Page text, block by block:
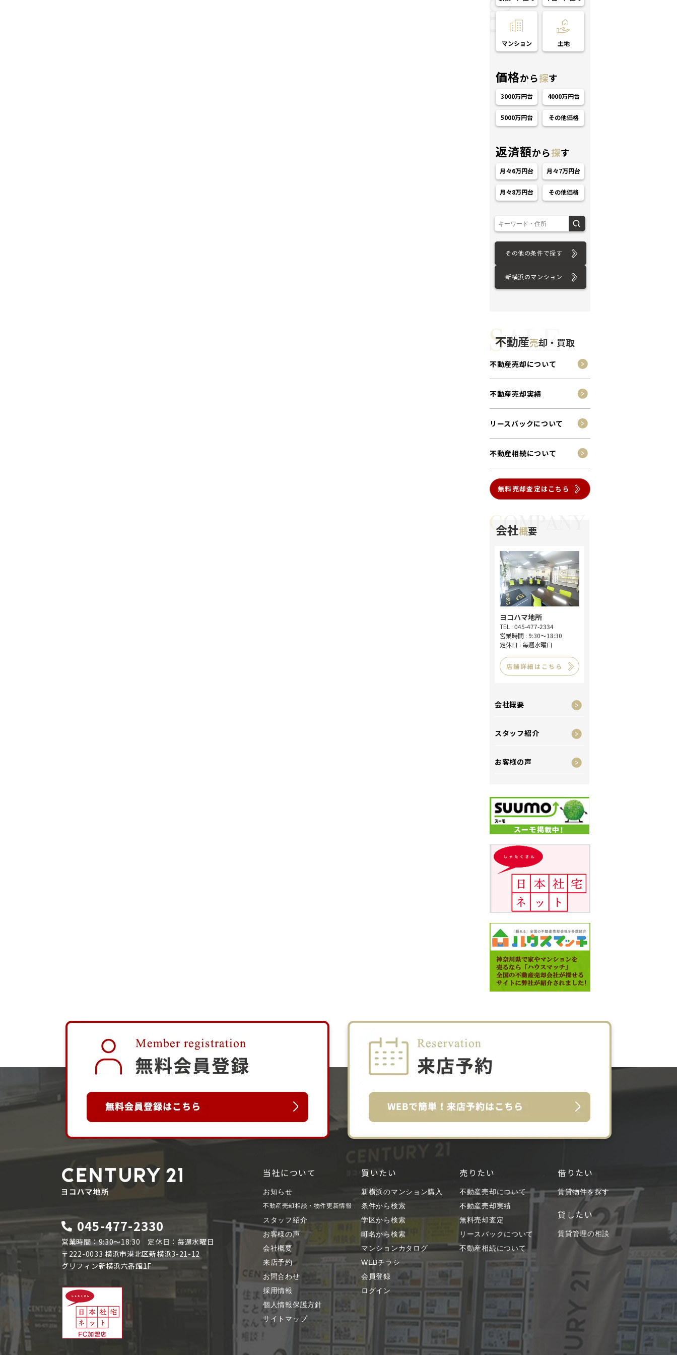
マンション 土地
価格から探す
3000万円台 4000万円台
5000万円台 その他価格
返済額から探す
月々6万円台 月々7万円台
月々8万円台 その他価格
その他の条件で探す
新横浜のマンション
不動産売却・買取
不動産売却について
不動産売却実績
リースバックについて
不動産相続について
無料売却査定はこちら
会社概要
ヨコハマ地所
TEL : 045-477-2334
営業時間 : 9:30～18:30
定休日 : 毎週水曜日
店舗詳細はこちら
会社概要
スタッフ紹介
お客様の声
045-477-2330
営業時間：9:30～18:30 定休日：毎週水曜日
〒222-0033 横浜市港北区新横浜3-21-12
グリフィン新横浜六番館1F
当社について
お知らせ
不動産売却相談・物件更新情報
スタッフ紹介
お客様の声
会社概要
来店予約
お問合わせ
採用情報
個人情報保護方針
サイトマップ
買いたい
新横浜のマンション購入
条件から検索
学区から検索
町名から検索
マンションカタログ
WEBチラシ
会員登録
ログイン
売りたい
不動産売却について
不動産売却実績
無料売却査定
リースバックについて
不動産相続について
借りたい
賃貸物件を探す
貸したい
賃貸管理の相談